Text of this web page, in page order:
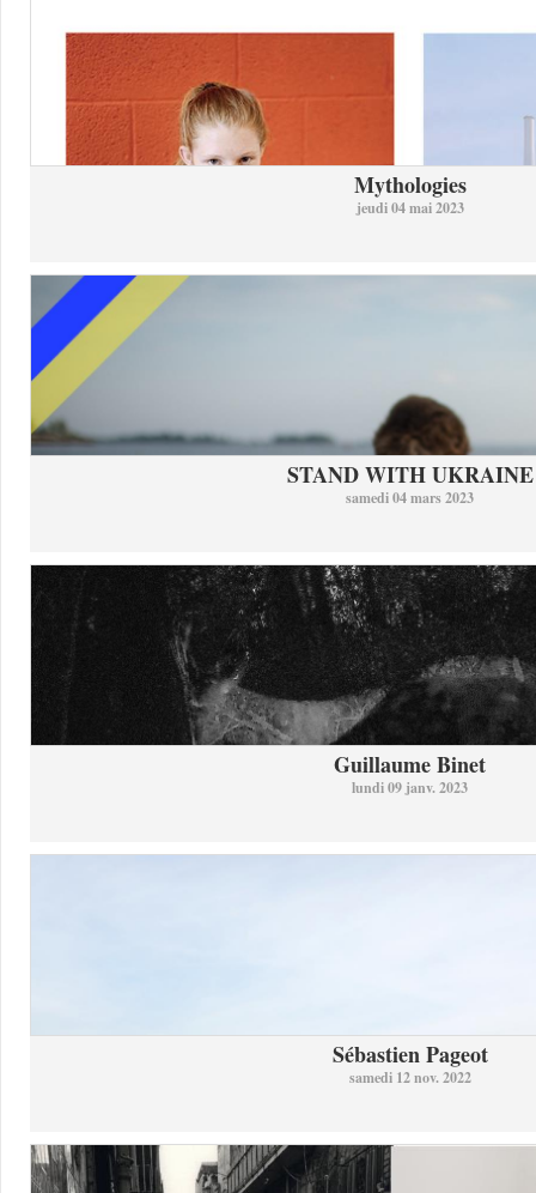
Mythologies
jeudi 04 mai 2023
STAND WITH UKRAINE
samedi 04 mars 2023
Guillaume Binet
lundi 09 janv. 2023
Sébastien Pageot
samedi 12 nov. 2022